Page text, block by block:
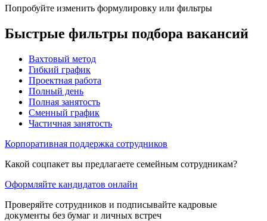
Попробуйте изменить формулировку или фильтры
Быстрые фильтры подбора вакансий
Вахтовый метод
Гибкий график
Проектная работа
Полный день
Полная занятость
Сменный график
Частичная занятость
Корпоративная поддержка сотрудников
Какой соцпакет вы предлагаете семейным сотрудникам?
Оформляйте кандидатов онлайн
Проверяйте сотрудников и подписывайте кадровые
документы без бумаг и личных встреч